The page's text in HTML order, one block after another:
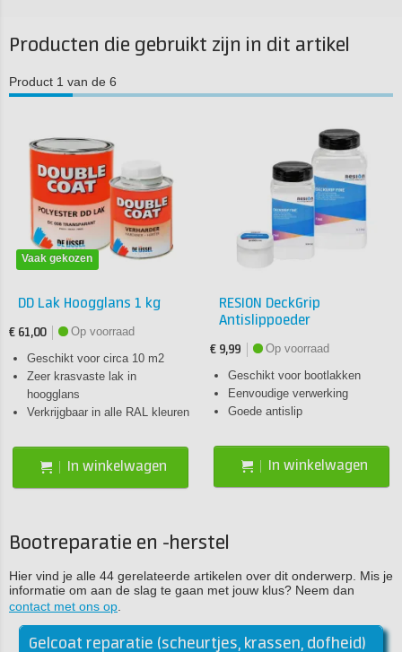
Producten die gebruikt zijn in dit artikel
Product 1 van de 6
Vaak gekozen
DD Lak Hoogglans 1 kg
€ 61,00
Op voorraad
Geschikt voor circa 10 m2
Zeer krasvaste lak in
hoogglans
Verkrijgbaar in alle RAL kleuren
In winkelwagen
RESION DeckGrip
Antislippoeder
€ 9,99
Op voorraad
Geschikt voor bootlakken
Eenvoudige verwerking
Goede antislip
In winkelwagen
Bootreparatie en -herstel
Hier vind je alle 44 gerelateerde artikelen over dit onderwerp. Mis je
informatie om aan de slag te gaan met jouw klus? Neem dan
contact met ons op
Gelcoat reparatie (scheurtjes, krassen, dofheid)